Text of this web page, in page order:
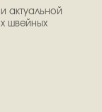
актуальной
швейных